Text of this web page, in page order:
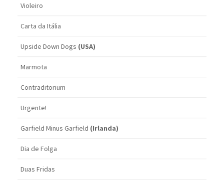
Violeiro
Carta da Itália
Upside Down Dogs (USA)
Marmota
Contraditorium
Urgente!
Garfield Minus Garfield (Irlanda)
Dia de Folga
Duas Fridas